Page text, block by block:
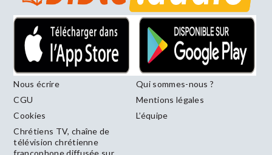
Nous écrire
Qui sommes-nous ?
CGU
Mentions légales
Cookies
L’équipe
Chrétiens TV, chaîne de
télévision chrétienne
francophone diffusée sur